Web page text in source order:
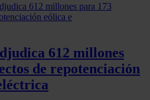
612 millones
de repotenciación